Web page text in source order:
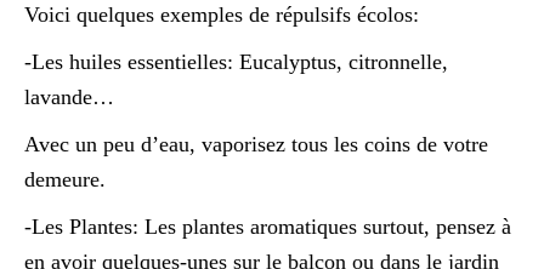
Voici quelques exemples de répulsifs écolos:
-Les huiles essentielles: Eucalyptus, citronnelle,
lavande…
Avec un peu d’eau, vaporisez tous les coins de votre
demeure.
-Les Plantes: Les plantes aromatiques surtout, pensez à
en avoir quelques-unes sur le balcon ou dans le jardin